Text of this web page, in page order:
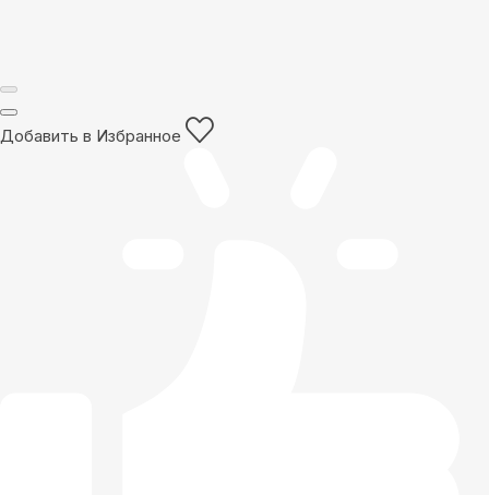
Добавить в Избранное